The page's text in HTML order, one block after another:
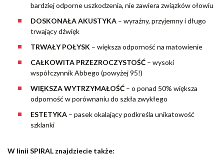
bardziej odporne uszkodzenia, nie zawiera związków ołowiu
DOSKONAŁA AKUSTYKA – wyraźny, przyjemny i długo
trwający dźwięk
TRWAŁY POŁYSK – większa odporność na matowienie
CAŁKOWITA PRZEZROCZYSTOŚĆ – wysoki
współczynnik Abbego (powyżej 95!)
WIĘKSZA WYTRZYMAŁOŚĆ – o ponad 50% większa
odporność w porównaniu do szkła zwykłego
ESTETYKA – pasek okalający podkreśla unikatowość
szklanki
W linii SPIRAL znajdziecie także: